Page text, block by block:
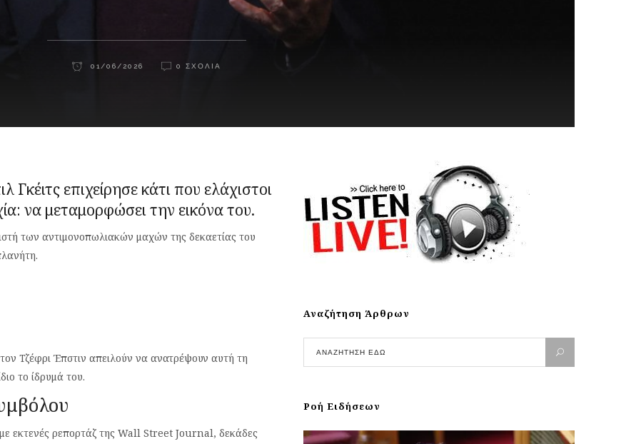
01/06/2026 0 ΣΧΌΛΙΑ
Γκέιτς επιχείρησε κάτι που ελάχιστοι
να μεταμορφώσει την εικόνα του.
των αντιμονοπωλιακών μαχών της δεκαετίας του
Τζέφρι Έπστιν απειλούν να ανατρέψουν αυτή τη
το ίδρυμά του.
εκτενές ρεπορτάζ της Wall Street Journal, δεκάδες
Αναζήτηση Άρθρων
Ροή Ειδήσεων